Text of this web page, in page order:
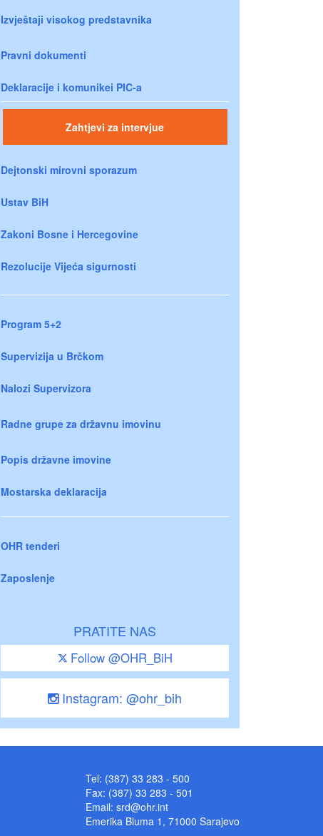
Izvještaji visokog predstavnika
Pravni dokumenti
Deklaracije i komunikei PIC-a
Zahtjevi za intervjue
Dejtonski mirovni sporazum
Ustav BiH
Zakoni Bosne i Hercegovine
Rezolucije Vijeća sigurnosti
Program 5+2
Supervizija u Brčkom
Nalozi Supervizora
Radne grupe za državnu imovinu
Popis državne imovine
Mostarska deklaracija
OHR tenderi
Zaposlenje
PRATITE NAS
Follow @OHR_BiH
Instagram: @ohr_bih
Tel: (387) 33 283 - 500
Fax: (387) 33 283 - 501
Email: srd@ohr.int
Emerika Bluma 1, 71000 Sarajevo